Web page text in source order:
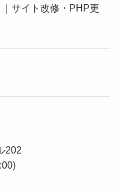
サイト改修・PHP更
202